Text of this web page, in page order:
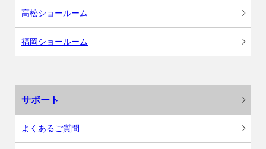
高松ショールーム
福岡ショールーム
サポート
よくあるご質問